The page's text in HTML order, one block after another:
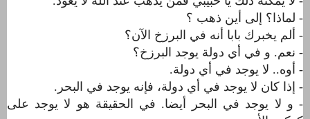
- لماذا؟ إلى أين ذهب ؟
- ألم يخبرك بابا أنه في البرزخ اﻵن؟
- نعم. و في أي دولة يوجد البرزخ؟
- أوه.. لا يوجد في أي دولة.
- إذا كان لا يوجد في أي دولة، فإنه يوجد في البحر.
- و لا يوجد في البحر أيضا. في الحقيقة هو لا يوجد على